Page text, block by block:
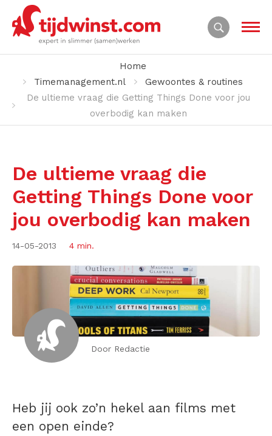
Home
Timemanagement.nl
Gewoontes & routines
De ultieme vraag die Getting Things Done voor jou
overbodig kan maken
De ultieme vraag die
Getting Things Done voor
jou overbodig kan maken
14-05-2013 4 min.
Door Redactie
Heb jij ook zo’n hekel aan films met
een open einde?